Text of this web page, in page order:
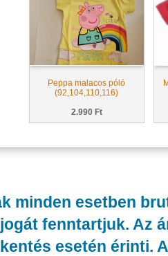
Peppa malacos póló
(92,104,110,116)
2.990 Ft
minden esetben
fenntartjuk. Az
esetén érinti.